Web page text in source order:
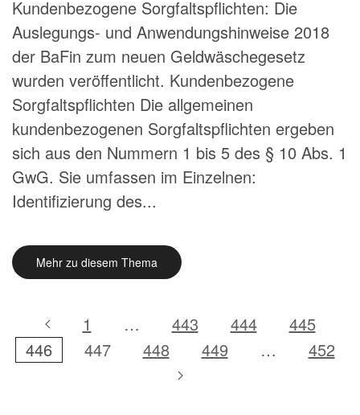
Kundenbezogene Sorgfaltspflichten: Die
Auslegungs- und Anwendungshinweise 2018
der BaFin zum neuen Geldwäschegesetz
wurden veröffentlicht. Kundenbezogene
Sorgfaltspflichten Die allgemeinen
kundenbezogenen Sorgfaltspflichten ergeben
sich aus den Nummern 1 bis 5 des § 10 Abs. 1
GwG. Sie umfassen im Einzelnen:
Identifizierung des...
Mehr zu diesem Thema
1 … 443 444
445
446
447 448 449 … 452